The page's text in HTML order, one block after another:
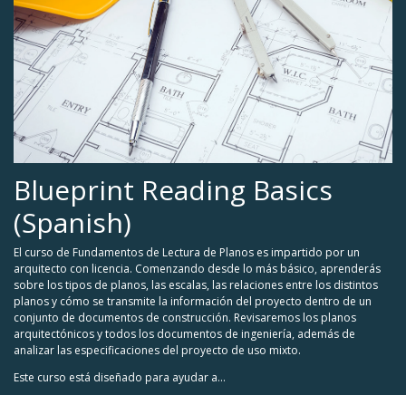
Blueprint Reading Basics
(Spanish)
El curso de Fundamentos de Lectura de Planos es impartido por un
arquitecto con licencia. Comenzando desde lo más básico, aprenderás
sobre los tipos de planos, las escalas, las relaciones entre los distintos
planos y cómo se transmite la información del proyecto dentro de un
conjunto de documentos de construcción. Revisaremos los planos
arquitectónicos y todos los documentos de ingeniería, además de
analizar las especificaciones del proyecto de uso mixto.
Este curso está diseñado para ayudar a...